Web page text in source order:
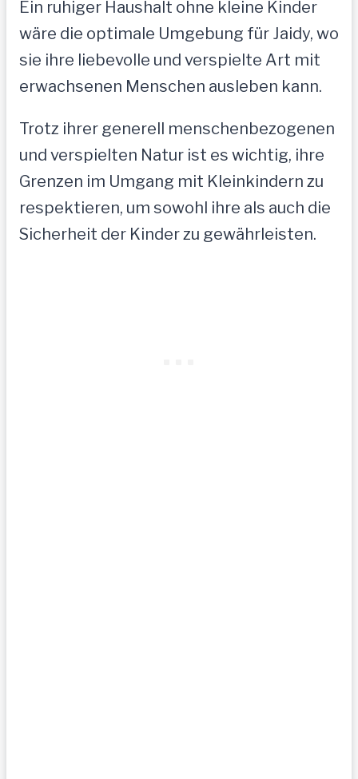
Ein ruhiger Haushalt ohne kleine Kinder
wäre die optimale Umgebung für Jaidy, wo
sie ihre liebevolle und verspielte Art mit
erwachsenen Menschen ausleben kann.
Trotz ihrer generell menschenbezogenen
und verspielten Natur ist es wichtig, ihre
Grenzen im Umgang mit Kleinkindern zu
respektieren, um sowohl ihre als auch die
Sicherheit der Kinder zu gewährleisten.